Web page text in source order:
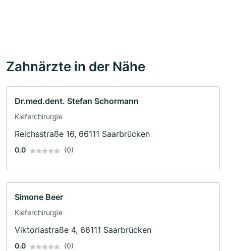
Zahnärzte in der Nähe
Dr.med.dent. Stefan Schormann
Kieferchirurgie
Reichsstraße 16, 66111 Saarbrücken
0.0 (0)
Simone Beer
Kieferchirurgie
Viktoriastraße 4, 66111 Saarbrücken
0.0 (0)